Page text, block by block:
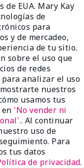
de EUA. Mary Kay
de
para
y de mercadeo,
de tu sitio.
sobre el uso que
de redes
analizar el uso
nuestros
usamos tus
'No vender ni
. Al continuar
uso de
Para
tus datos
de privacidad.